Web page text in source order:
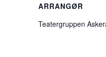
ARRANGØR
Teatergruppen